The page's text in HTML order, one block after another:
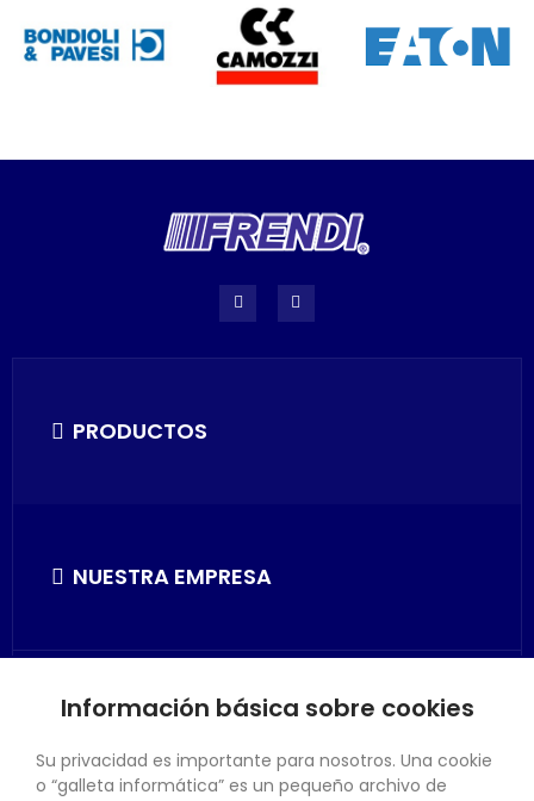
PRODUCTOS
NUESTRA EMPRESA
SU CUENTA
Información básica sobre cookies
Su privacidad es importante para nosotros. Una cookie
o “galleta informática” es un pequeño archivo de